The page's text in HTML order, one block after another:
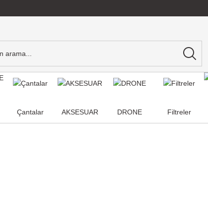
Çantalar AKSESUAR DRONE Filtreler